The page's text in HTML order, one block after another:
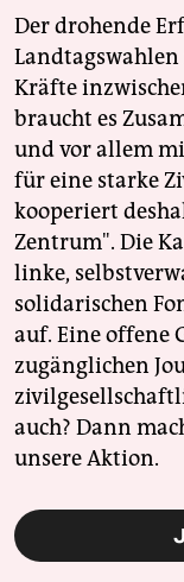
Der drohende
Kräfte
braucht es
und vor allem
für eine starke
kooperiert
Zentrum". Die
linke,
solidarischen
auf. Eine offene
zugänglichen
auch? Dann
unsere Aktion.